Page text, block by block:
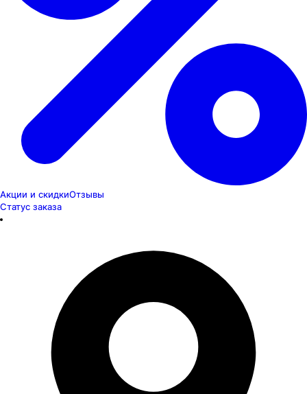
Акции и скидкиОтзывы
Статус заказа